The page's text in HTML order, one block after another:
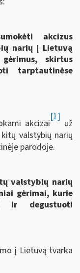
akcizus
narių į Lietuvą
gėrimus, skirtus
tarptautinėse
akcizai
[1]
už
valstybių narių
parodoje.
valstybių narių
gėrimai, kurie
ir degustuoti
į Lietuvą tvarka